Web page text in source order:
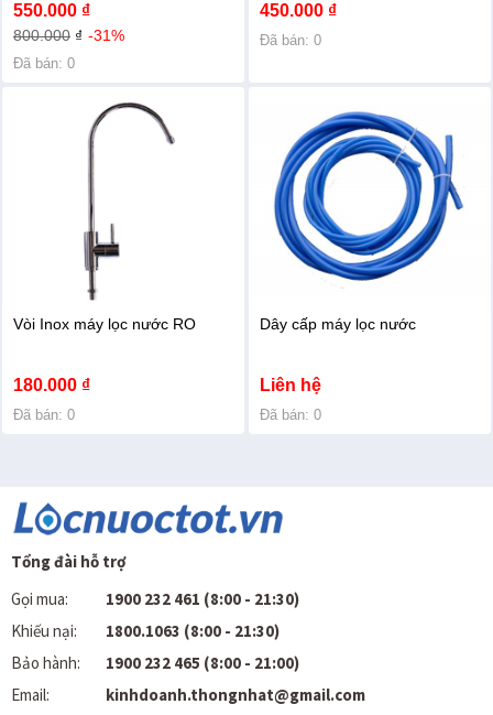
550.000 ₫
800.000 ₫ -31%
Đã bán: 0
450.000 ₫
Đã bán: 0
Vòi Inox máy lọc nước RO
180.000 ₫
Đã bán: 0
Dây cấp máy lọc nước
Liên hệ
Đã bán: 0
Tổng đài hỗ trợ
Gọi mua:
1900 232 461 (8:00 - 21:30)
Khiếu nại:
1800.1063 (8:00 - 21:30)
Bảo hành:
1900 232 465 (8:00 - 21:00)
Email:
kinhdoanh.thongnhat@gmail.com